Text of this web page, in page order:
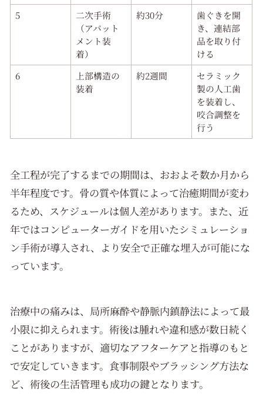
5
二次手術
（アバット
メント装
着）
約30分
歯ぐきを開
き、連結部
品を取り付
ける
6
上部構造の
装着
約2週間
セラミック
製の人工歯
を装着し、
咬合調整を
行う
全工程が完了するまでの期間は、おおよそ数か月から
半年程度です。骨の質や体質によって治癒期間が変わ
るため、スケジュールは個人差があります。また、近
年ではコンピューターガイドを用いたシミュレーショ
ン手術が導入され、より安全で正確な埋入が可能にな
っています。
治療中の痛みは、局所麻酔や静脈内鎮静法によって最
小限に抑えられます。術後は腫れや違和感が数日続く
ことがありますが、適切なアフターケアと指導のもと
で安定していきます。食事制限やブラッシング方法な
ど、術後の生活管理も成功の鍵となります。